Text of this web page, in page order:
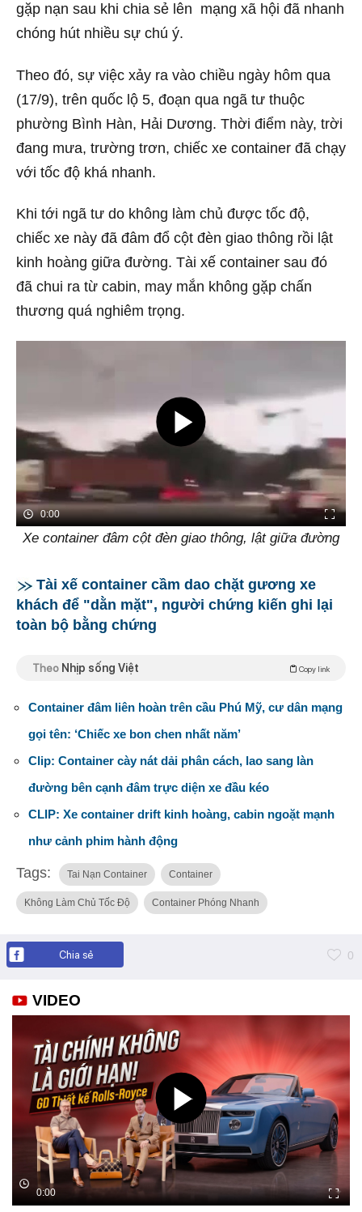
gặp nạn sau khi chia sẻ lên mạng xã hội đã nhanh
chóng hút nhiều sự chú ý.
Theo đó, sự việc xảy ra vào chiều ngày hôm qua
(17/9), trên quốc lộ 5, đoạn qua ngã tư thuộc
phường Bình Hàn, Hải Dương. Thời điểm này, trời
đang mưa, trường trơn, chiếc xe container đã chạy
với tốc độ khá nhanh.
Khi tới ngã tư do không làm chủ được tốc độ,
chiếc xe này đã đâm đổ cột đèn giao thông rồi lật
kinh hoàng giữa đường. Tài xế container sau đó
đã chui ra từ cabin, may mắn không gặp chấn
thương quá nghiêm trọng.
0:00
Xe container đâm cột đèn giao thông, lật giữa đường
Tài xế container cầm dao chặt gương xe
khách để "dằn mặt", người chứng kiến ghi lại
toàn bộ bằng chứng
Theo Nhịp sống Việt Copy link
Container đâm liên hoàn trên cầu Phú Mỹ, cư dân mạng
gọi tên: ‘Chiếc xe bon chen nhất năm’
Clip: Container cày nát dải phân cách, lao sang làn
đường bên cạnh đâm trực diện xe đầu kéo
CLIP: Xe container drift kinh hoàng, cabin ngoặt mạnh
như cảnh phim hành động
Tags: Tai Nạn Container Container
Không Làm Chủ Tốc Độ Container Phóng Nhanh
Chia sẻ 0
VIDEO
0:00